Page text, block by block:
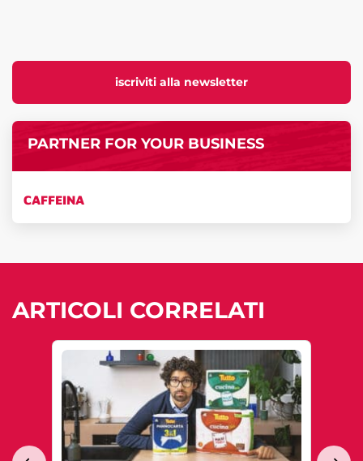
iscriviti alla newsletter
PARTNER FOR YOUR BUSINESS
CAFFEINA
ARTICOLI CORRELATI